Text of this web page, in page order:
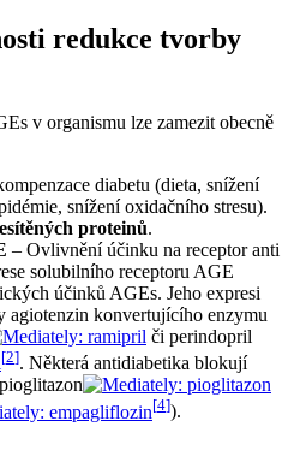
redukce tvorby
v organismu lze zamezit obecně
diabetu (dieta, snížení
snížení oxidačního stresu).
proteinů.
– Ovlivnění účinku na receptor anti
solubilního receptoru AGE
účinků AGEs. Jeho expresi
agiotenzin konvertujícího enzymu
či perindopril
[2]. Některá antidiabetika blokují
[4]).